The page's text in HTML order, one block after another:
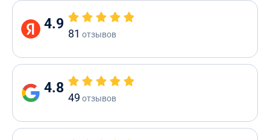
4.9
81 отзывов
4.8
49 отзывов